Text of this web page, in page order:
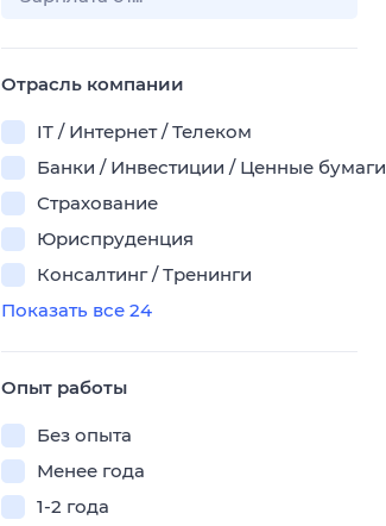
Отрасль компании
IT / Интернет / Телеком
Банки / Инвестиции / Ценные бумаги
Страхование
Юриспруденция
Консалтинг / Тренинги
Показать все 24
Опыт работы
Без опыта
Менее года
1-2 года